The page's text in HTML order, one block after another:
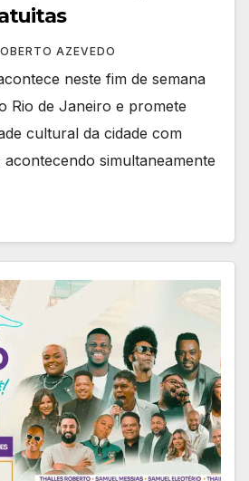
AZEVEDO
neste fim de semana
Rio de Janeiro e promete
cultural da cidade com
acontecendo simultaneamente